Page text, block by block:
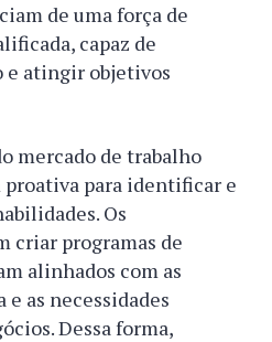
de uma força de
capaz de
e atingir objetivos
mercado de trabalho
proativa para identificar e
Os
criar programas de
alinhados com as
as necessidades
Dessa forma,